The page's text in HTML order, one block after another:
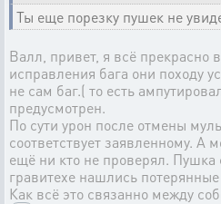
Ты еще порезку пушек не
Валл, привет, я всё прекрасно
исправления бага они походу
не сам баг.( то есть
предусмотрен.
По сути урон после отмены
соответствует заявленному. А
ещё ни кто не проверял. Пушка
гравитехе нашлись
Как всё это связанно между